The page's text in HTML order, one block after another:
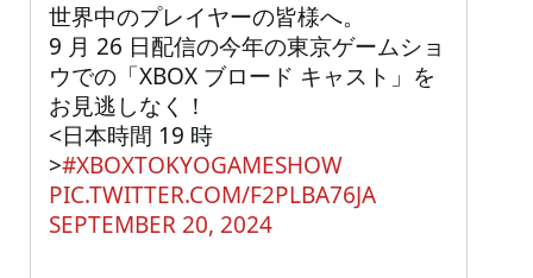
世界中のプレイヤーの皆様へ。
9 月 26 日配信の今年の東京ゲームショ
ウでの「XBOX ブロード キャスト」を
お見逃しなく！
<日本時間 19 時
>#XBOXTOKYOGAMESHOW
PIC.TWITTER.COM/F2PLBA76JA
SEPTEMBER 20, 2024